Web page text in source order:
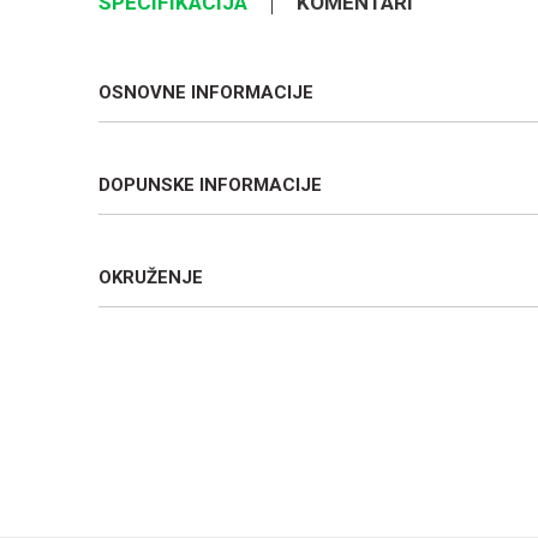
OSNOVNE INFORMACIJE
DOPUNSKE INFORMACIJE
OKRUŽENJE